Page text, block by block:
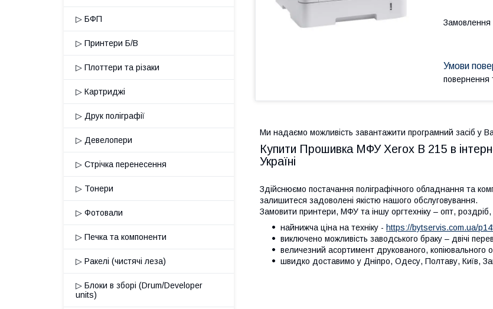
Замовлення
повернення
Ми надаємо можливість завантажити програмний засіб у
Купити Прошивка МФУ Xerox B 215 в
Україні
Здійснюємо постачання поліграфічного обладнання та
залишитеся задоволені якістю нашого обслуговування.
Замовити принтери, МФУ та іншу оргтехніку – опт,
найнижча ціна на техніку - https://bytservis.com.ua/
виключено можливість заводського браку – двічі
величезний асортимент друкованого, копіювального
швидко доставимо у Дніпро, Одесу, Полтаву, Київ,
▷ БФП
▷ Принтери Б/В
▷ Плоттери та різаки
▷ Картриджі
▷ Друк поліграфії
▷ Девелопери
▷ Стрічка перенесення
▷ Тонери
▷ Фотовали
▷ Печка та компоненти
▷ Ракелі (чистячі леза)
▷ Блоки в зборі (Drum/Developer
units)